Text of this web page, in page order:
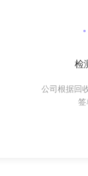
检
公司根据回
签